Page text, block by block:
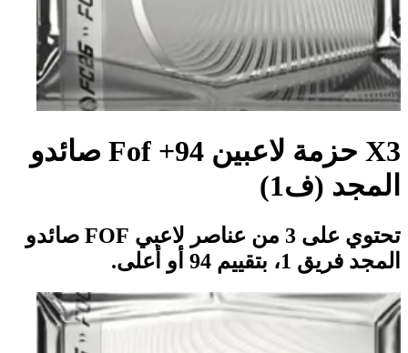
X3 حزمة لاعبين 94+ Fof صائدو
المجد (ف1)
تحتوي على 3 من عناصر لاعبي FOF صائدو
المجد فريق 1، بتقييم 94 أو أعلى.